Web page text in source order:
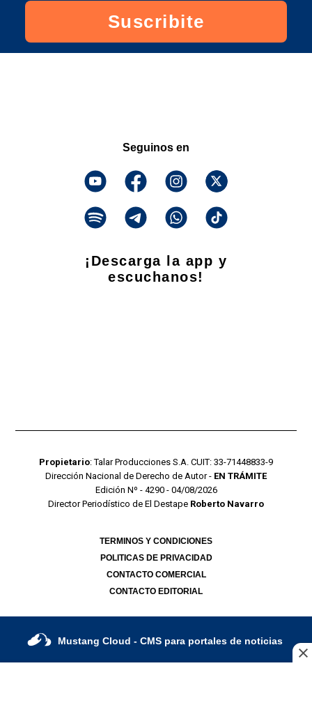
Suscribite
Seguinos en
¡Descarga la app y
escuchanos!
Propietario: Talar Producciones S.A. CUIT: 33-71448833-9
Dirección Nacional de Derecho de Autor - EN TRÁMITE
Edición Nº - 4290 - 04/08/2026
Director Periodístico de El Destape Roberto Navarro
TERMINOS Y CONDICIONES
POLITICAS DE PRIVACIDAD
CONTACTO COMERCIAL
CONTACTO EDITORIAL
Mustang Cloud - CMS para portales de noticias